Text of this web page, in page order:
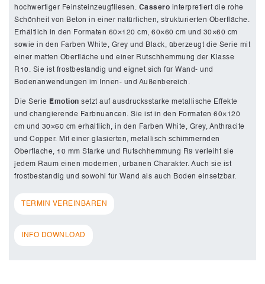
hochwertiger Feinsteinzeugfliesen. Cassero interpretiert die rohe
Schönheit von Beton in einer natürlichen, strukturierten Oberfläche.
Erhältlich in den Formaten 60×120 cm, 60×60 cm und 30×60 cm
sowie in den Farben White, Grey und Black, überzeugt die Serie mit
einer matten Oberfläche und einer Rutschhemmung der Klasse
R10. Sie ist frostbeständig und eignet sich für Wand- und
Bodenanwendungen im Innen- und Außenbereich.
Die Serie Emotion setzt auf ausdrucksstarke metallische Effekte
und changierende Farbnuancen. Sie ist in den Formaten 60×120
cm und 30×60 cm erhältlich, in den Farben White, Grey, Anthracite
und Copper. Mit einer glasierten, metallisch schimmernden
Oberfläche, 10 mm Stärke und Rutschhemmung R9 verleiht sie
jedem Raum einen modernen, urbanen Charakter. Auch sie ist
frostbeständig und sowohl für Wand als auch Boden einsetzbar.
TERMIN VEREINBAREN
INFO DOWNLOAD